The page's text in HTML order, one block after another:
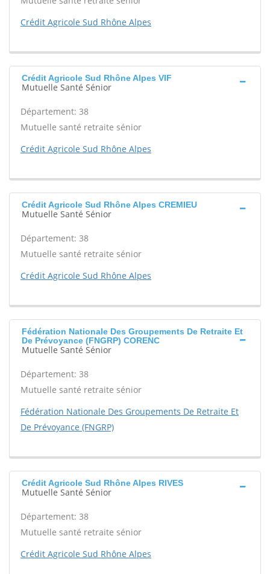
Crédit Agricole Sud Rhône Alpes
Crédit Agricole Sud Rhône Alpes VIF
Mutuelle Santé Sénior
Département: 38
Mutuelle santé retraite sénior
Crédit Agricole Sud Rhône Alpes
Crédit Agricole Sud Rhône Alpes CREMIEU
Mutuelle Santé Sénior
Département: 38
Mutuelle santé retraite sénior
Crédit Agricole Sud Rhône Alpes
Fédération Nationale Des Groupements De Retraite Et
De Prévoyance (FNGRP) CORENC
Mutuelle Santé Sénior
Département: 38
Mutuelle santé retraite sénior
Fédération Nationale Des Groupements De Retraite Et
De Prévoyance (FNGRP)
Crédit Agricole Sud Rhône Alpes RIVES
Mutuelle Santé Sénior
Département: 38
Mutuelle santé retraite sénior
Crédit Agricole Sud Rhône Alpes